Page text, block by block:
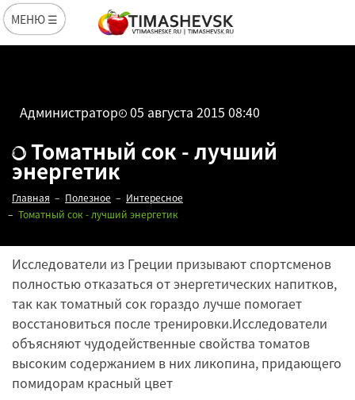
МЕНЮ ☰
Администратор 05 августа 2015 08:40
Томатный сок - лучший
энергетик
Главная Полезное
Интересное
Томатный сок - лучший энергетик
Исследователи из Греции призывают спортсменов
полностью отказаться от энергетических напитков,
так как томатный сок гораздо лучше помогает
восстановиться после тренировки.Исследователи
объясняют чудодейственные свойства томатов
высоким содержанием в них ликопина, придающего
помидорам красный цвет
Редакция
05 августа 2015
08:40